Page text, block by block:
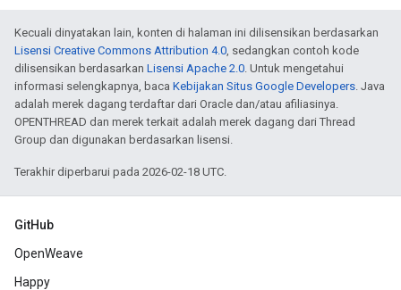
Kecuali dinyatakan lain, konten di halaman ini dilisensikan berdasarkan
Lisensi Creative Commons Attribution 4.0, sedangkan contoh kode
dilisensikan berdasarkan Lisensi Apache 2.0. Untuk mengetahui
informasi selengkapnya, baca Kebijakan Situs Google Developers. Java
adalah merek dagang terdaftar dari Oracle dan/atau afiliasinya.
OPENTHREAD dan merek terkait adalah merek dagang dari Thread
Group dan digunakan berdasarkan lisensi.
Terakhir diperbarui pada 2026-02-18 UTC.
GitHub
OpenWeave
Happy